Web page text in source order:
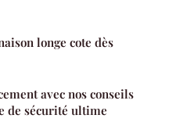
longe cote dès
avec nos conseils
de sécurité ultime